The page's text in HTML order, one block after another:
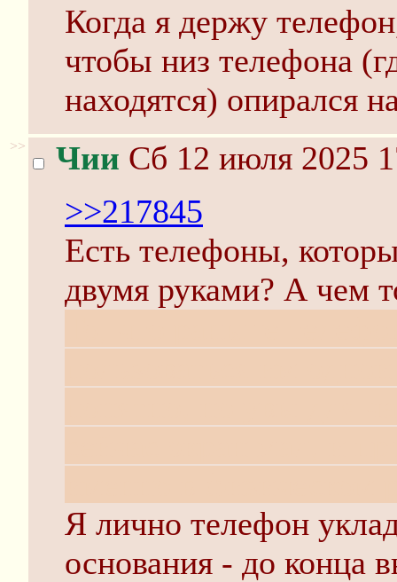
Когда я держу
чтобы низ телефона
находятся) опирался
>> Чии Сб 12 июля 2025
>>217845
Есть телефоны,
двумя руками? А чем
Я лично телефон
основания - до конца